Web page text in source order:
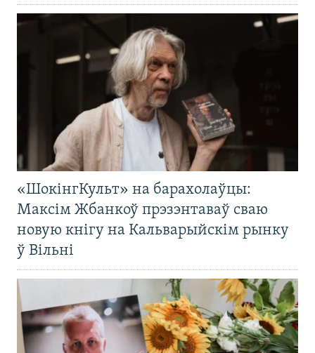
«ШокінгКульт» на барахолаўцы:
Максім Жбанкоў прэзэнтаваў сваю
новую кнігу на Кальварыйскім рынку
ў Вільні